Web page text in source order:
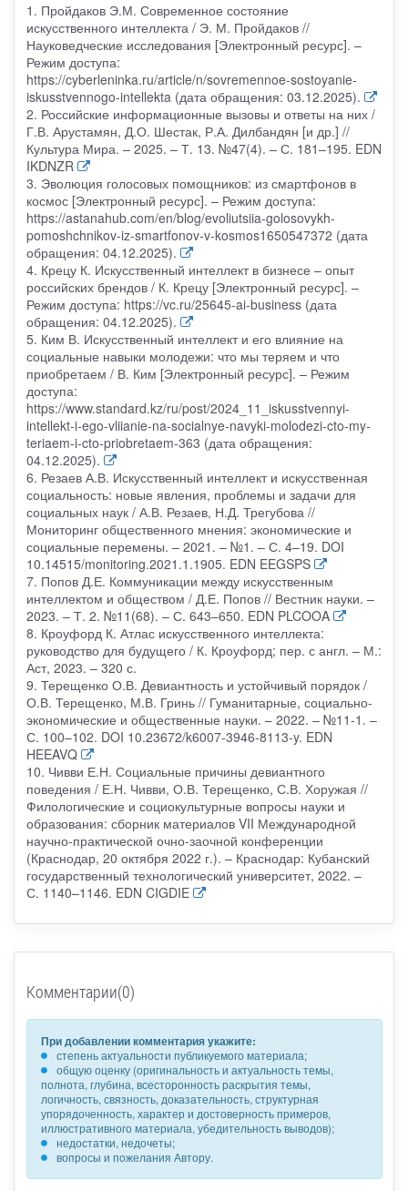
1. Пройдаков Э.М. Современное состояние
искусственного интеллекта / Э. М. Пройдаков //
Науковедческие исследования [Электронный ресурс]. –
Режим доступа:
https://cyberleninka.ru/article/n/sovremennoe-sostoyanie-
iskusstvennogo-intellekta (дата обращения: 03.12.2025).
2. Российские информационные вызовы и ответы на них /
Г.В. Арустамян, Д.О. Шестак, Р.А. Дилбандян [и др.] //
Культура Мира. – 2025. – Т. 13. №47(4). – С. 181–195. EDN
IKDNZR
3. Эволюция голосовых помощников: из смартфонов в
космос [Электронный ресурс]. – Режим доступа:
https://astanahub.com/en/blog/evoliutsiia-golosovykh-
pomoshchnikov-iz-smartfonov-v-kosmos1650547372 (дата
обращения: 04.12.2025).
4. Крецу К. Искусственный интеллект в бизнесе – опыт
российских брендов / К. Крецу [Электронный ресурс]. –
Режим доступа: https://vc.ru/25645-ai-business (дата
обращения: 04.12.2025).
5. Ким В. Искусственный интеллект и его влияние на
социальные навыки молодежи: что мы теряем и что
приобретаем / В. Ким [Электронный ресурс]. – Режим
доступа:
https://www.standard.kz/ru/post/2024_11_iskusstvennyi-
intellekt-i-ego-vliianie-na-socialnye-navyki-molodezi-cto-my-
teriaem-i-cto-priobretaem-363 (дата обращения:
04.12.2025).
6. Резаев А.В. Искусственный интеллект и искусственная
социальность: новые явления, проблемы и задачи для
социальных наук / А.В. Резаев, Н.Д. Трегубова //
Мониторинг общественного мнения: экономические и
социальные перемены. – 2021. – №1. – С. 4–19. DOI
10.14515/monitoring.2021.1.1905. EDN EEGSPS
7. Попов Д.Е. Коммуникации между искусственным
интеллектом и обществом / Д.Е. Попов // Вестник науки. –
2023. – Т. 2. №11(68). – С. 643–650. EDN PLCOOA
8. Кроуфорд К. Атлас искусственного интеллекта:
руководство для будущего / К. Кроуфорд; пер. с англ. – М.:
Аст, 2023. – 320 с.
9. Терещенко О.В. Девиантность и устойчивый порядок /
О.В. Терещенко, М.В. Гринь // Гуманитарные, социально-
экономические и общественные науки. – 2022. – №11-1. –
С. 100–102. DOI 10.23672/k6007-3946-8113-y. EDN
HEEAVQ
10. Чивви Е.Н. Социальные причины девиантного
поведения / Е.Н. Чивви, О.В. Терещенко, С.В. Хоружая //
Филологические и социокультурные вопросы науки и
образования: сборник материалов VII Международной
научно-практической очно-заочной конференции
(Краснодар, 20 октября 2022 г.). – Краснодар: Кубанский
государственный технологический университет, 2022. –
С. 1140–1146. EDN CIGDIE
Комментарии(0)
При добавлении комментария укажите:
степень актуальности публикуемого материала;
общую оценку (оригинальность и актуальность темы,
полнота, глубина, всесторонность раскрытия темы,
логичность, связность, доказательность, структурная
упорядоченность, характер и достоверность примеров,
иллюстративного материала, убедительность выводов);
недостатки, недочеты;
вопросы и пожелания Автору.